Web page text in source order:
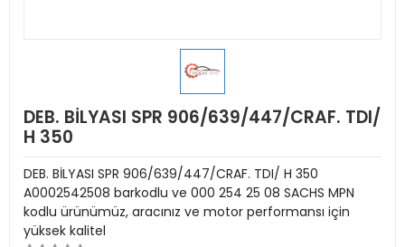
DEB. BİLYASI SPR 906/639/447/CRAF. TDI/
H 350
DEB. BİLYASI SPR 906/639/447/CRAF. TDI/ H 350
A0002542508 barkodlu ve 000 254 25 08 SACHS MPN
kodlu ürünümüz, aracınız ve motor performansı için
yüksek kalitel